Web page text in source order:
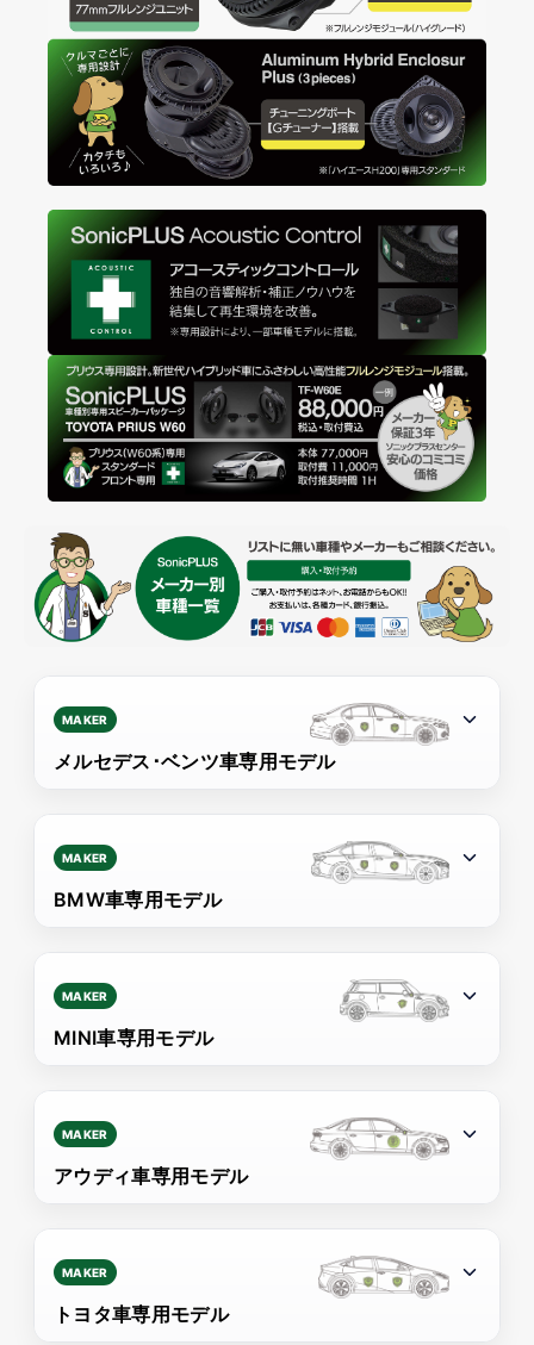
MAKER
メルセデス･ベンツ車専用モデル
MAKER
BMW車専用モデル
MAKER
MINI車専用モデル
MAKER
アウディ車専用モデル
MAKER
トヨタ車専用モデル